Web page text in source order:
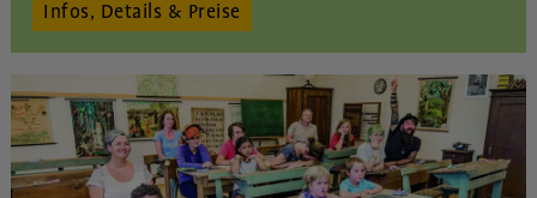
Infos, Details & Preise